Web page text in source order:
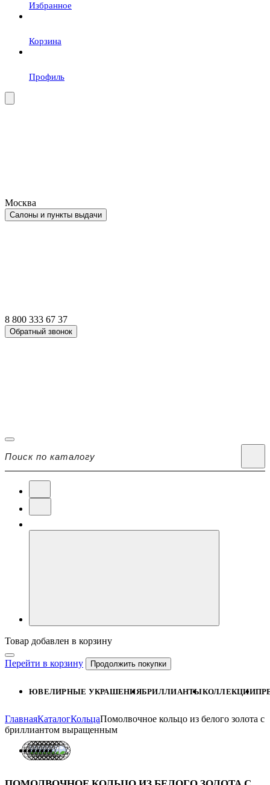
Избранное
Корзина
Профиль
Москва
Салоны и пункты выдачи
8 800 333 67 37
Обратный звонок
Товар добавлен в корзину
Перейти в корзину Продолжить покупки
ЮВЕЛИРНЫЕ УКРАШЕНИЯБРИЛЛИАНТЫКОЛЛЕКЦИИ
ГлавнаяКаталогКольцаПомолвочное кольцо из белого золота с
бриллиантом выращенным